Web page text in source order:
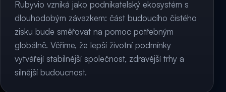
Rubyvio vzniká jako podnikatelský ekosystém s
dlouhodobým závazkem: část budoucího čistého
zisku bude směřovat na pomoc potřebným
globálně. Věříme, že lepší životní podmínky
vytvářejí stabilnější společnost, zdravější trhy a
silnější budoucnost.